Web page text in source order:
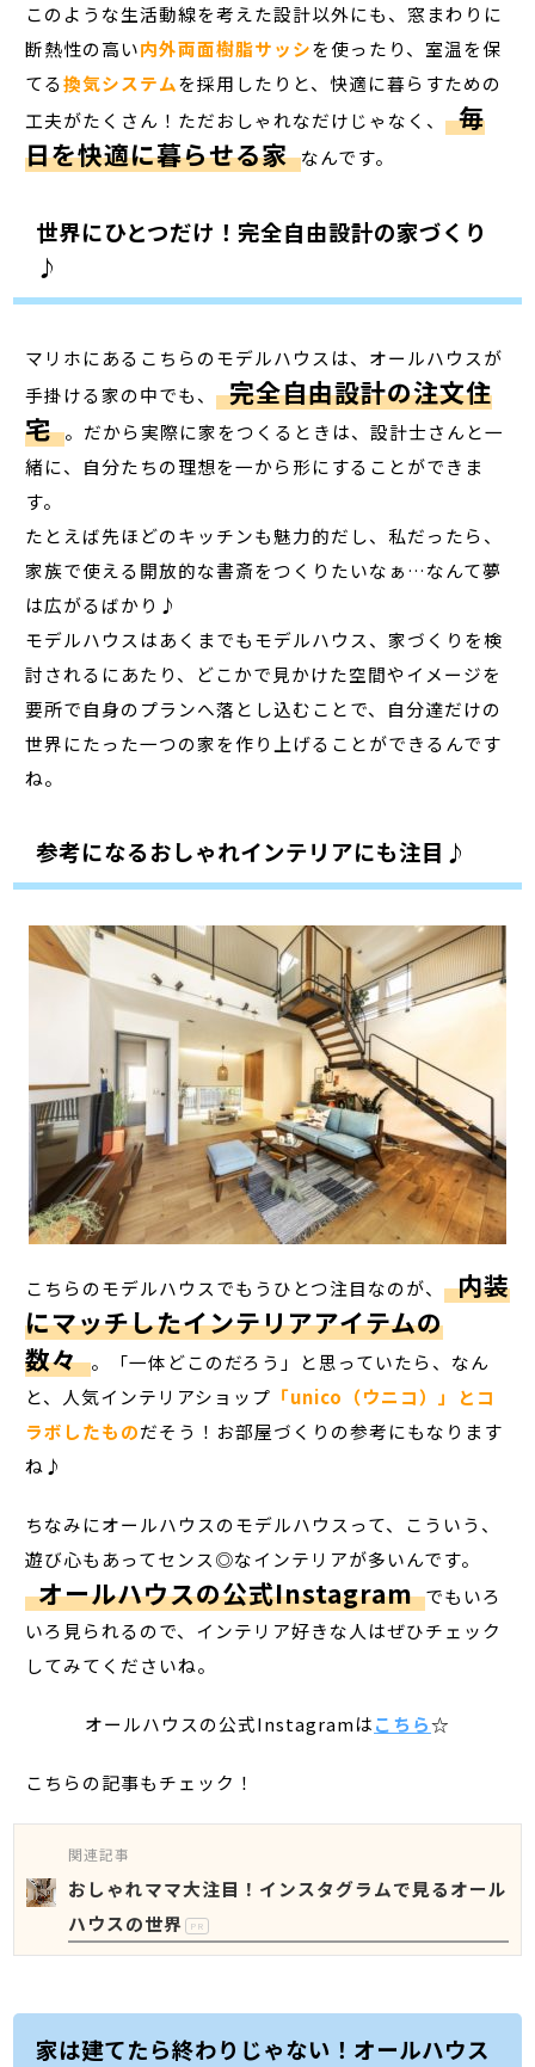
このような生活動線を考えた設計以外にも、窓まわりに
断熱性の高い内外両面樹脂サッシを使ったり、室温を保
てる換気システムを採用したりと、快適に暮らすための
工夫がたくさん！ただおしゃれなだけじゃなく、 毎
日を快適に暮らせる家 なんです。
世界にひとつだけ！完全自由設計の家づくり
♪
マリホにあるこちらのモデルハウスは、オールハウスが
手掛ける家の中でも、 完全自由設計の注文住
宅 。だから実際に家をつくるときは、設計士さんと一
緒に、自分たちの理想を一から形にすることができま
す。
たとえば先ほどのキッチンも魅力的だし、私だったら、
家族で使える開放的な書斎をつくりたいなぁ…なんて夢
は広がるばかり♪
モデルハウスはあくまでもモデルハウス、家づくりを検
討されるにあたり、どこかで見かけた空間やイメージを
要所で自身のプランへ落とし込むことで、自分達だけの
世界にたった一つの家を作り上げることができるんです
ね。
参考になるおしゃれインテリアにも注目♪
こちらのモデルハウスでもうひとつ注目なのが、 内装
にマッチしたインテリアアイテムの
数々 。「一体どこのだろう」と思っていたら、なん
と、人気インテリアショップ 「unico（ウニコ）」とコ
ラボしたものだそう！お部屋づくりの参考にもなります
ね♪
ちなみにオールハウスのモデルハウスって、こういう、
遊び心もあってセンス◎なインテリアが多いんです。
オールハウスの公式Instagram でもいろ
いろ見られるので、インテリア好きな人はぜひチェック
してみてくださいね。
オールハウスの公式Instagramはこちら☆
こちらの記事もチェック！
関連記事
おしゃれママ大注目！インスタグラムで見るオール
ハウスの世界
PR
家は建てたら終わりじゃない！オールハウス